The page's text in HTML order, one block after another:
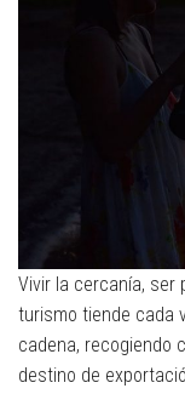
Vivir la cercanía, ser
turismo tiende cada
cadena, recogiendo
destino de